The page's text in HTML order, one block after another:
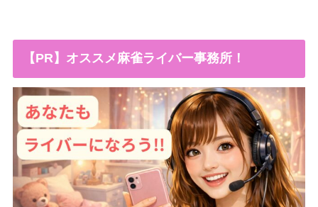
【PR】オススメ麻雀ライバー事務所！